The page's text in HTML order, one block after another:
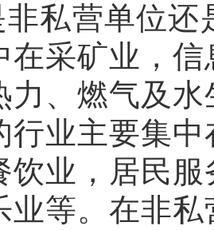
非私营单位
在采矿业，
力、燃气及
行业主要集
饮业，居民
业等。在非